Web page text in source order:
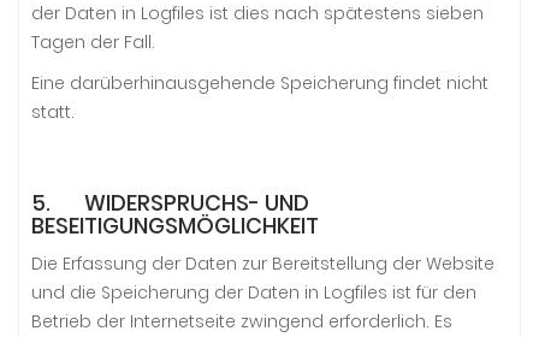
der Daten in Logfiles ist dies nach spätestens sieben
Tagen der Fall.
Eine darüberhinausgehende Speicherung findet nicht
statt.
5. WIDERSPRUCHS- UND
BESEITIGUNGSMÖGLICHKEIT
Die Erfassung der Daten zur Bereitstellung der Website
und die Speicherung der Daten in Logfiles ist für den
Betrieb der Internetseite zwingend erforderlich. Es